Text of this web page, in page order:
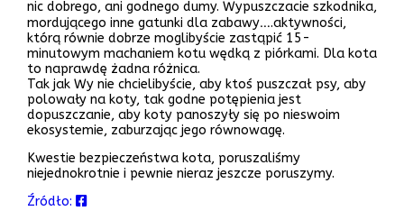
nic dobrego, ani godnego dumy. Wypuszczacie szkodnika,
mordującego inne gatunki dla zabawy….aktywności,
którą równie dobrze moglibyście zastąpić 15-
minutowym machaniem kotu wędką z piórkami. Dla kota
to naprawdę żadna różnica.
Tak jak Wy nie chcielibyście, aby ktoś puszczał psy, aby
polowały na koty, tak godne potępienia jest
dopuszczanie, aby koty panoszyły się po nieswoim
ekosystemie, zaburzając jego równowagę.
Kwestie bezpieczeństwa kota, poruszaliśmy
niejednokrotnie i pewnie nieraz jeszcze poruszymy.
Źródło: